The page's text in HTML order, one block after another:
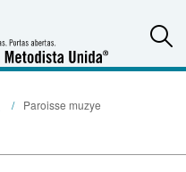
Paroisse muzye